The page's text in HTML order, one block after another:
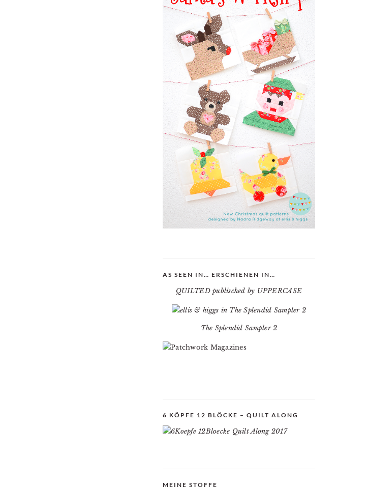
AS SEEN IN… ERSCHIENEN IN…
QUILTED publisched by UPPERCASE
The Splendid Sampler 2
6 KÖPFE 12 BLÖCKE – QUILT ALONG
MEINE STOFFE